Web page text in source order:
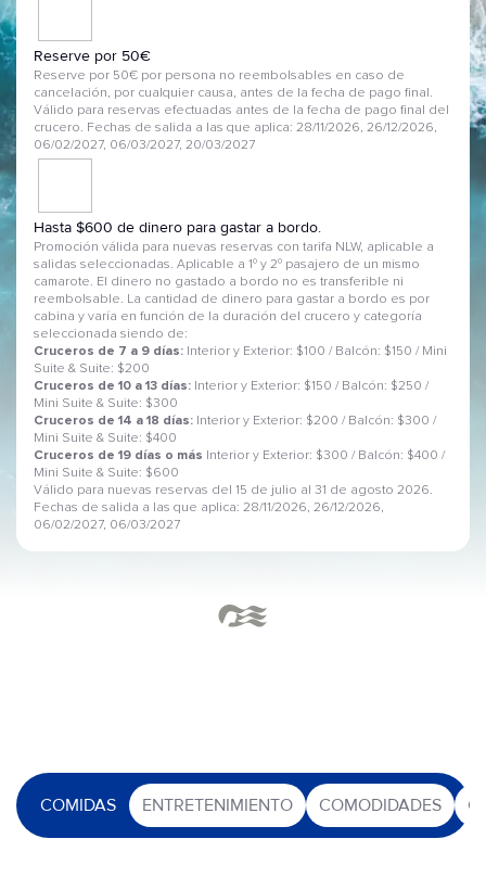
Reserve por 50€
Reserve por 50€ por persona no reembolsables en caso de
cancelación, por cualquier causa, antes de la fecha de pago final.
Válido para reservas efectuadas antes de la fecha de pago final del
crucero. Fechas de salida a las que aplica: 28/11/2026, 26/12/2026,
06/02/2027, 06/03/2027, 20/03/2027
Hasta $600 de dinero para gastar a bordo.
Promoción válida para nuevas reservas con tarifa NLW, aplicable a
salidas seleccionadas. Aplicable a 1º y 2º pasajero de un mismo
camarote. El dinero no gastado a bordo no es transferible ni
reembolsable. La cantidad de dinero para gastar a bordo es por
cabina y varía en función de la duración del crucero y categoría
seleccionada siendo de:
Cruceros de 7 a 9 días: Interior y Exterior: $100 / Balcón: $150 / Mini
Suite & Suite: $200
Cruceros de 10 a 13 días: Interior y Exterior: $150 / Balcón: $250 /
Mini Suite & Suite: $300
Cruceros de 14 a 18 días: Interior y Exterior: $200 / Balcón: $300 /
Mini Suite & Suite: $400
Cruceros de 19 días o más
Interior y Exterior: $300 / Balcón: $400 /
Mini Suite & Suite: $600
Válido para nuevas reservas del 15 de julio al 31 de agosto 2026.
Fechas de salida a las que aplica: 28/11/2026, 26/12/2026,
06/02/2027, 06/03/2027
COMIDAS ENTRETENIMIENTO COMODIDADES